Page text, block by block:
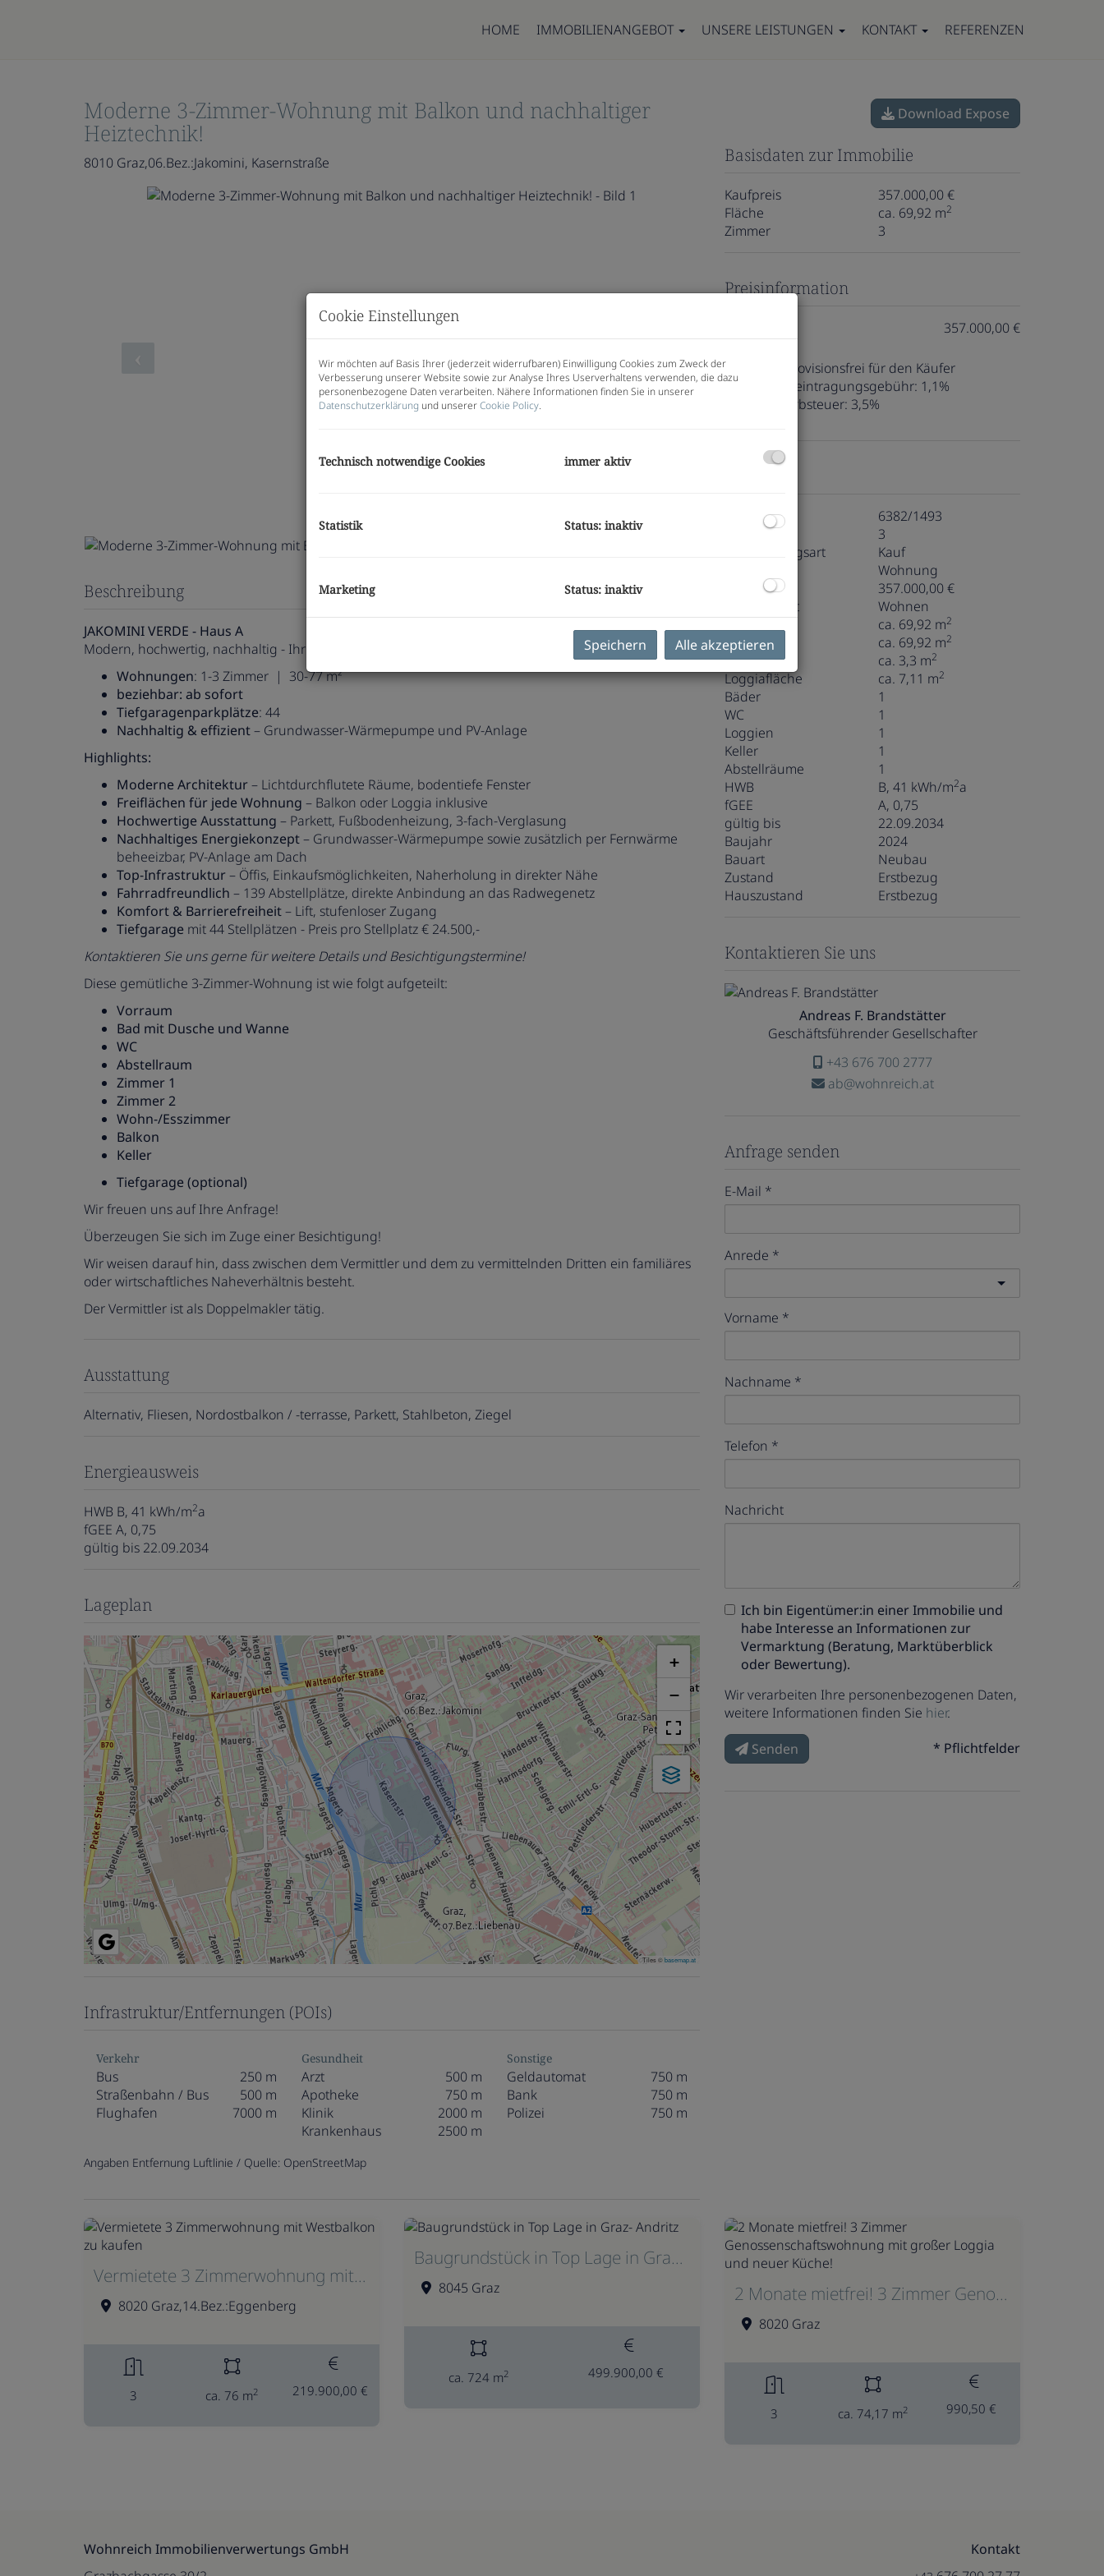
HOME IMMOBILIENANGEBOT UNSERE LEISTUNGEN KONTAKT REFERENZEN
Moderne 3-Zimmer-Wohnung mit Balkon und nachhaltiger
Heiztechnik!
8010 Graz,06.Bez.:Jakomini, Kasernstraße
Beschreibung
JAKOMINI VERDE - Haus A
Modern, hochwertig, nachhaltig - Ihr neues Zuhause im Graz-Jakomini!
Wohnungen: 1-3 Zimmer | 30-77 m²
beziehbar: ab sofort
Tiefgaragenparkplätze: 44
Nachhaltig & effizient– Grundwasser-Wärmepumpe und PV-Anlage
Highlights:
Moderne Architektur– Lichtdurchflutete Räume, bodentiefe Fenster
Freiflächen für jede Wohnung – Balkon oder Loggia inklusive
Hochwertige Ausstattung – Parkett, Fußbodenheizung, 3-fach-Verglasung
Nachhaltiges Energiekonzept– Grundwasser-Wärmepumpe sowie zusätzlich per Fernwärme
beheeizbar, PV-Anlage am Dach
Top-Infrastruktur– Öffis, Einkaufsmöglichkeiten, Naherholung in direkter Nähe
Fahrradfreundlich – 139 Abstellplätze, direkte Anbindung an das Radwegenetz
Komfort & Barrierefreiheit– Lift, stufenloser Zugang
Tiefgarage mit 44 Stellplätzen - Preis pro Stellplatz € 24.500,-
Kontaktieren Sie uns gerne für weitere Details und Besichtigungstermine!
Diese gemütliche 3-Zimmer-Wohnung ist wie folgt aufgeteilt:
Vorraum
Bad mit Dusche und Wanne
WC
Abstellraum
Zimmer 1
Zimmer 2
Wohn-/Esszimmer
Balkon
Keller
Tiefgarage (optional)
Wir freuen uns auf Ihre Anfrage!
Überzeugen Sie sich im Zuge einer Besichtigung!
Wir weisen darauf hin, dass zwischen dem Vermittler und dem zu vermittelnden Dritten ein familiäres
oder wirtschaftliches Naheverhältnis besteht.
Der Vermittler ist als Doppelmakler tätig.
Ausstattung
Alternativ Fliesen Nordostbalkon / -terrasse Parkett Stahlbeton Ziegel
Energieausweis
HWB B, 41 kWh/m2a
fGEE A, 0,75
gültig bis 22.09.2034
Lageplan
+
−
Tiles ©basemap.at
Infrastruktur/Entfernungen (POIs)
Verkehr
Bus
250 m
Straßenbahn / Bus
500 m
Flughafen
7000 m
Gesundheit
Arzt
500 m
Apotheke
750 m
Klinik
2000 m
Krankenhaus
2500 m
Sonstige
Geldautomat
750 m
Bank
750 m
Polizei
750 m
Angaben Entfernung Luftlinie / Quelle: OpenStreetMap
Download Expose
Basisdaten zur Immobilie
Kaufpreis
357.000,00 €
Fläche
ca. 69,92 m2
Zimmer 3
Preisinformation
357.000,00 €
Provision:
Provisionsfrei für den Käufer
Grundbucheintragungsgebühr: 1,1%
Grunderwerbsteuer: 3,5%
Objektnr.
6382/1493
Zimmer
3
Vermarktungsart
Kauf
Wohnung
Kaufpreis
357.000,00 €
Nutzungsart
Wohnen
ca. 69,92 m2
Wohnfläche ca. 69,92 m2
Kellerfläche ca. 3,3 m2
Loggiafläche ca. 7,11 m2
Bäder
1
WC
1
Loggien
1
Keller
1
Abstellräume
1
HWB
B, 41 kWh/m2a
fGEE
A, 0,75
gültig bis
22.09.2034
Baujahr
2024
Bauart
Neubau
Zustand
Erstbezug
Hauszustand
Erstbezug
Kontaktieren Sie uns
Andreas F. Brandstätter
Geschäftsführender Gesellschafter
+43 676 700 2777
ab@wohnreich.at
Anfrage senden
E-Mail
Anrede
Vorname
Nachname
Telefon
Nachricht
Ich bin Eigentümer:in einer Immobilie und
habe Interesse an Informationen zur
Vermarktung (Beratung, Marktüberblick
oder Bewertung).
Wir verarbeiten Ihre personenbezogenen Daten,
weitere Informationen finden Sie hier.
Senden
* Pflichtfelder
Vermietete 3 Zimmerwohnung mit Westbalkon zu kaufen
8020 Graz,14.Bez.:Eggenberg
3 ca. 76 m2 219.900,00 €
Baugrundstück in Top Lage in Graz- Andritz
8045 Graz
ca. 724 m2 499.900,00 €
2 Monate mietfrei! 3 Zimmer Genossenschaftswohnung mit großer Loggia und neuer Küche!
8020 Graz
3 ca. 74,17 m2 990,50 €
Wohnreich Immobilienverwertungs GmbH
Kontakt
Cookie Einstellungen
Wir möchten auf Basis Ihrer (jederzeit widerrufbaren) Einwilligung Cookies zum Zweck der
Verbesserung unserer Website sowie zur Analyse Ihres Userverhaltens verwenden, die dazu
personenbezogene Daten verarbeiten. Nähere Informationen finden Sie in unserer
Datenschutzerklärung und unsererCookie Policy.
Technisch notwendige Cookies immer aktiv
Statistik Status: inaktiv
Marketing Status: inaktiv
Speichern Alle akzeptieren